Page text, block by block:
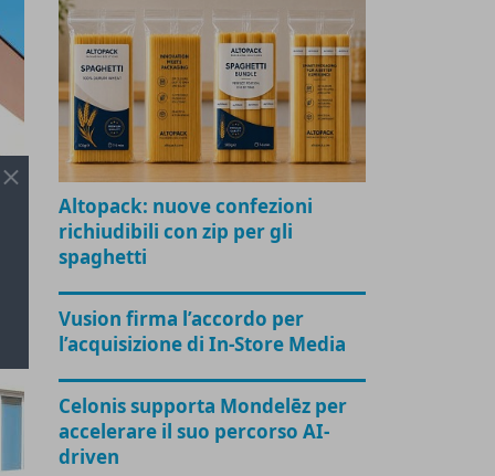
Altopack: nuove confezioni
richiudibili con zip per gli
spaghetti
Vusion firma l’accordo per
l’acquisizione di In-Store Media
Celonis supporta Mondelēz per
accelerare il suo percorso AI-
driven